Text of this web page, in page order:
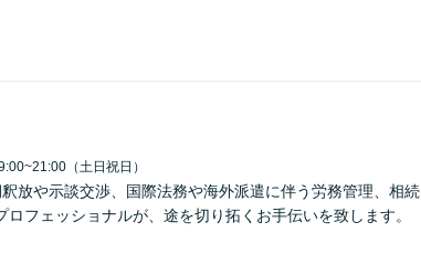
（土日祝日）
放や示談交渉、国際法務や海外派遣に伴う労務管理、相続
フェッショナルが、途を切り拓くお手伝いを致します。